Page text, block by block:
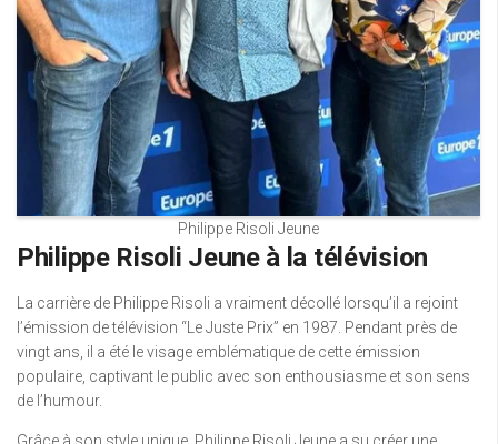
Philippe Risoli Jeune
Philippe Risoli Jeune à la télévision
La carrière de Philippe Risoli a vraiment décollé lorsqu’il a rejoint
l’émission de télévision “Le Juste Prix” en 1987. Pendant près de
vingt ans, il a été le visage emblématique de cette émission
populaire, captivant le public avec son enthousiasme et son sens
de l’humour.